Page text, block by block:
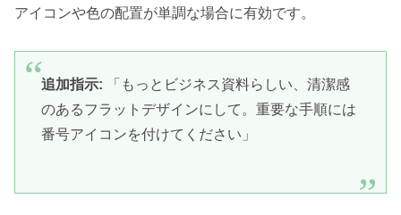
アイコンや色の配置が単調な場合に有効です。
追加指示: 「もっとビジネス資料らしい、清潔感
のあるフラットデザインにして。重要な手順には
番号アイコンを付けてください」